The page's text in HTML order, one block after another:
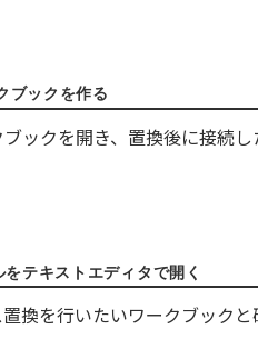
ブックを作る
ックを開き、置換後に接続し
テキストエディタで開く
換を行いたいワークブック